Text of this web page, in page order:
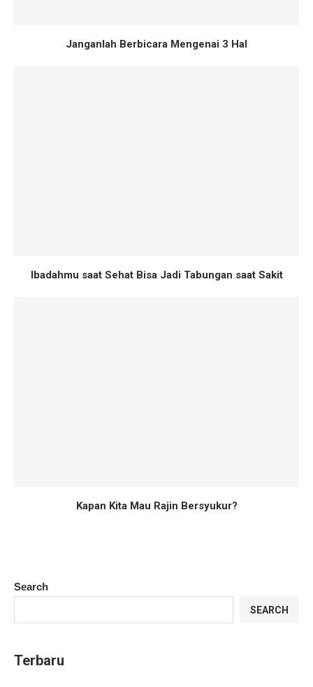
Janganlah Berbicara Mengenai 3 Hal
Ibadahmu saat Sehat Bisa Jadi Tabungan saat Sakit
Kapan Kita Mau Rajin Bersyukur?
Search
SEARCH
Terbaru